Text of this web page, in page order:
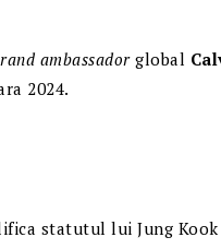
ambassadorglobal
2024.
statutul lui Jung